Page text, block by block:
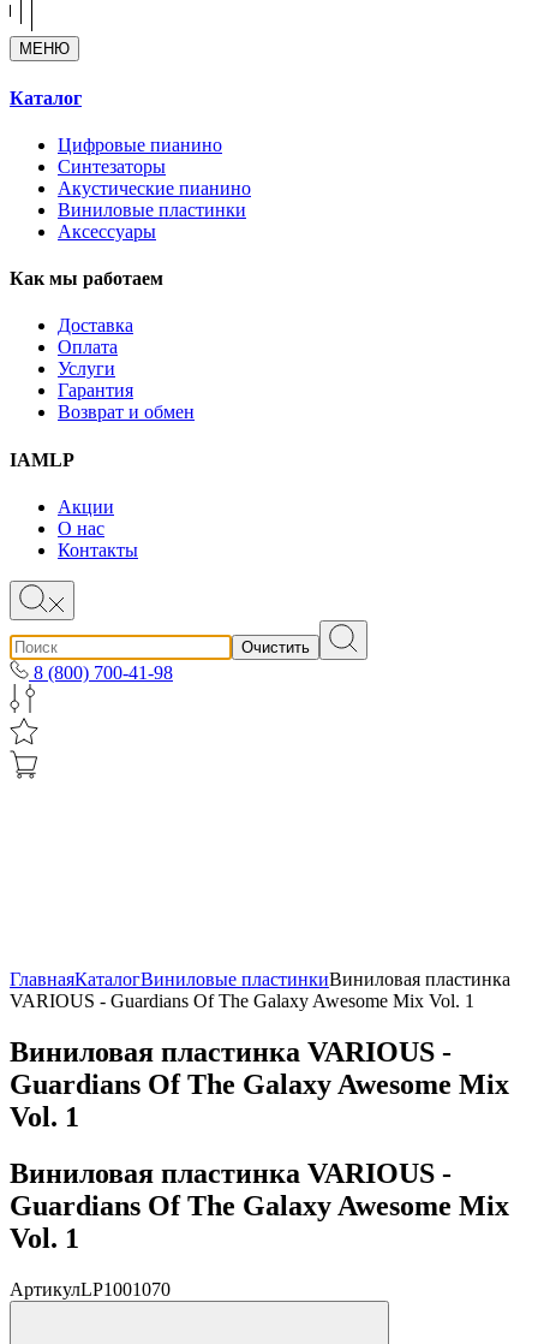
МЕНЮ
Каталог
Цифровые пианино
Синтезаторы
Акустические пианино
Виниловые пластинки
Аксессуары
Как мы работаем
Доставка
Оплата
Услуги
Гарантия
Возврат и обмен
IAMLP
Акции
О нас
Контакты
Очистить
8 (800) 700-41-98
ГлавнаяКаталогВиниловые пластинкиВиниловая пластинка
VARIOUS - Guardians Of The Galaxy Awesome Mix Vol. 1
Виниловая пластинка VARIOUS -
Guardians Of The Galaxy Awesome Mix
Vol. 1
Виниловая пластинка VARIOUS -
Guardians Of The Galaxy Awesome Mix
Vol. 1
АртикулLP1001070